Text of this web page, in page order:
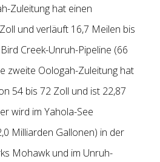
Zuleitung hat einen
und verläuft 16,7 Meilen bis
Creek-Unruh-Pipeline (66
zweite Oologah-Zuleitung hat
54 bis 72 Zoll und ist 22,87
wird im Yahola-See
Milliarden Gallonen) in der
Mohawk und im Unruh-